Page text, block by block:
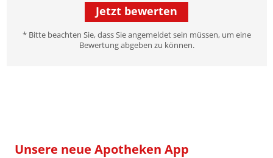
Jetzt bewerten
* Bitte beachten Sie, dass Sie angemeldet sein müssen, um eine
Bewertung abgeben zu können.
Unsere neue Apotheken App